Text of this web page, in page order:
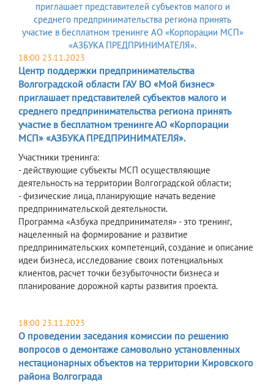
18:00 23.11.2023
Центр поддержки предпринимательства
Волгоградской области ГАУ ВО «Мой бизнес»
приглашает представителей субъектов малого и
среднего предпринимательства региона принять
участие в бесплатном тренинге АО «Корпорации
МСП» «АЗБУКА ПРЕДПРИНИМАТЕЛЯ».
Участники тренинга:
- действующие субъекты МСП осуществляющие
деятельность на территории Волгоградской области;
- физические лица, планирующие начать ведение
предпринимательской деятельности.
Программа «Азбука предпринимателя» - это тренинг,
нацеленный на формирование и развитие
предпринимательских компетенций, создание и описание
идеи бизнеса, исследование своих потенциальных
клиентов, расчет точки безубыточности бизнеса и
планирование дорожной карты развития проекта.
18:00 23.11.2023
О проведении заседания комиссии по решению
вопросов о демонтаже самовольно установленных
нестационарных объектов на территории Кировского
района Волгограда